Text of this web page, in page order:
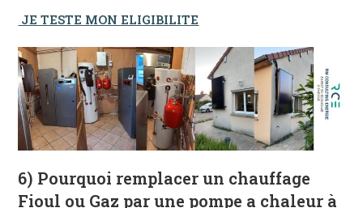
JE TESTE MON ELIGIBILITE
6) Pourquoi remplacer un chauffage
Fioul ou Gaz par une pompe a chaleur à